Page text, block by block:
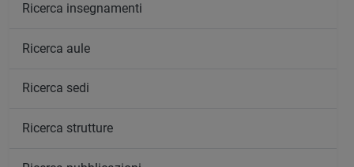
Ricerca insegnamenti
Ricerca aule
Ricerca sedi
Ricerca strutture